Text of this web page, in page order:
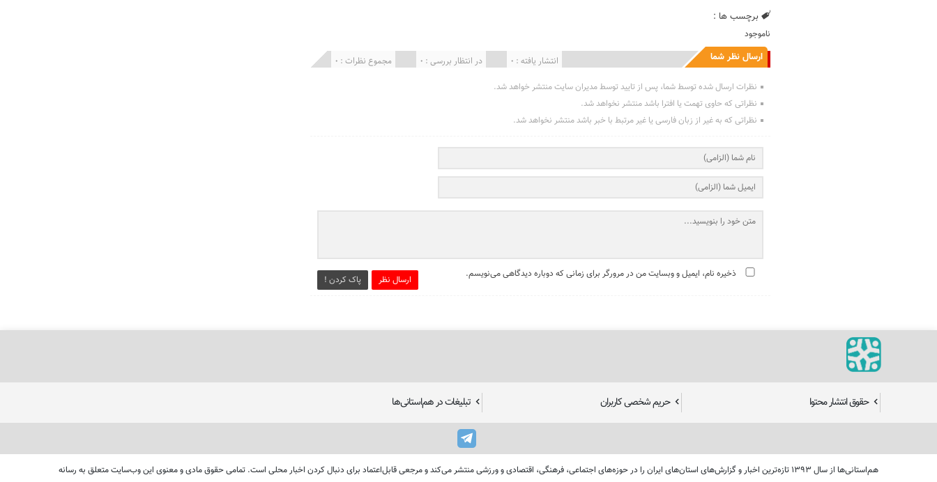
برچسب ها :
ناموجود
ارسال نظر شما مجموع نظرات : 0 در انتظار بررسی : 0 انتشار یافته : 0
نظرات ارسال شده توسط شما، پس از تایید توسط مدیران سایت منتشر خواهد شد.
نظراتی که حاوی تهمت یا افترا باشد منتشر نخواهد شد.
نظراتی که به غیر از زبان فارسی یا غیر مرتبط با خبر باشد منتشر نخواهد شد.
ارسال نظر پاک کردن ! ذخیره نام، ایمیل و وبسایت من در مرورگر برای زمانی که دوباره دیدگاهی می‌نویسم.
حقوق انتشار محتوا حریم شخصی کاربران تبلیغات در هم‌استانی‌ها
هم‌استانی‌ها از سال ۱۳۹۳ تازه‌ترین اخبار و گزارش‌های استان‌های ایران را در حوزه‌های اجتماعی، فرهنگی، اقتصادی و ورزشی منتشر می‌کند و مرجعی قابل‌اعتماد برای دنبال کردن اخبار محلی است. تمامی حقوق مادی و معنوی این وب‌سایت متعلق به رسانه